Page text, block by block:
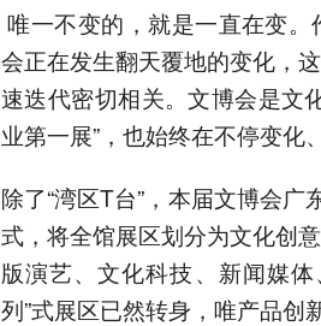
唯一不变的，就是一直在变
会正在发生翻天覆地的变化，
速迭代密切相关。文博会是文
业第一展”，也始终在不停变化
除了“湾区T台”，本届文博会广
式，将全馆展区划分为文化创
版演艺、文化科技、新闻媒
列”式展区已然转身，唯产品创